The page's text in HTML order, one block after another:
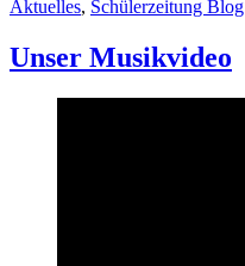
Aktuelles, Schülerzeitung Blog
Unser Musikvideo